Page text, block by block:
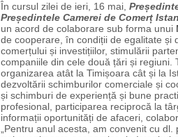
În cursul zilei de ieri, 16 mai,
Președintele Camerei de Comerț
un acord de colaborare sub forma unui
de cooperare, în condiții de egalitate și
comerțului și investițiilor, stimulării
companiile din cele două țări și regiuni.
organizarea atât la Timișoara cât și la
dezvoltării schimburilor comerciale și
și schimburi de experiență și bune
profesional, participarea reciprocă la
informații oportunități de afaceri,
„Pentru anul acesta, am convenit cu